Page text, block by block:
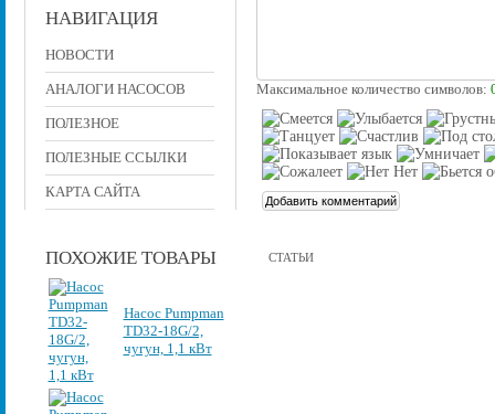
НАВИГАЦИЯ
НОВОСТИ
АНАЛОГИ НАСОСОВ
ПОЛЕЗНОЕ
ПОЛЕЗНЫЕ ССЫЛКИ
КАРТА САЙТА
ПОХОЖИЕ ТОВАРЫ
Насос Pumpman
TD32-18G/2,
чугун, 1,1 кВт
Максимальное количество символов:
СТАТЬИ